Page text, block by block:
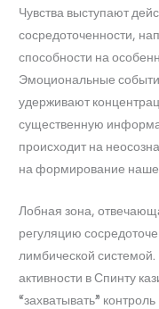
Чувства выступают
сосредоточенности,
способности на
Эмоциональные
удерживают
существенную
происходит на
на формирование
Лобная зона,
регуляцию
лимбической
активности в Спинту
“захватывать”